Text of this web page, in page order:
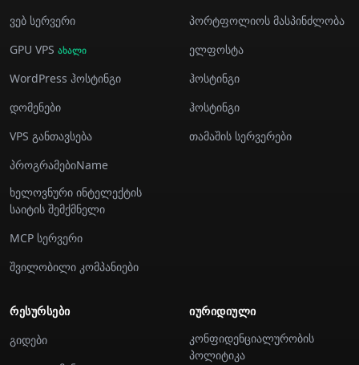
ვებ სერვერი
GPU VPS ახალი
WordPress ჰოსტინგი
დომენები
VPS განთავსება
პროგრამებიName
ხელოვნური ინტელექტის
საიტის შემქმნელი
MCP სერვერი
შვილობილი კომპანიები
პორტფოლიოს მასპინძლობა
ელფოსტა
ჰოსტინგი
ჰოსტინგი
თამაშის სერვერები
ᲠᲔᲡᲣᲠᲡᲔᲑᲘ
გიდები
ᲘᲣᲠᲘᲓᲘᲣᲚᲘ
კონფიდენციალურობის
პოლიტიკა